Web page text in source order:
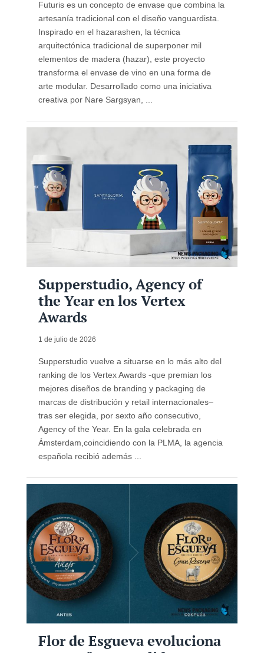
Futuris es un concepto de envase que combina la
artesanía tradicional con el diseño vanguardista.
Inspirado en el hazarashen, la técnica
arquitectónica tradicional de superponer mil
elementos de madera (hazar), este proyecto
transforma el envase de vino en una forma de
arte modular. Desarrollado como una iniciativa
creativa por Nare Sargsyan, ...
Supperstudio, Agency of
the Year en los Vertex
Awards
1 de julio de 2026
Supperstudio vuelve a situarse en lo más alto del
ranking de los Vertex Awards -que premian los
mejores diseños de branding y packaging de
marcas de distribución y retail internacionales–
tras ser elegida, por sexto año consecutivo,
Agency of the Year. En la gala celebrada en
Ámsterdam,coincidiendo con la PLMA, la agencia
española recibió además ...
Flor de Esgueva evoluciona